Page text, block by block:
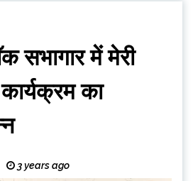
सभागार में मेरी
का
3 years ago